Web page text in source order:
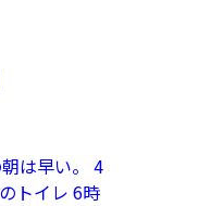
は早い。 4
トイレ 6時